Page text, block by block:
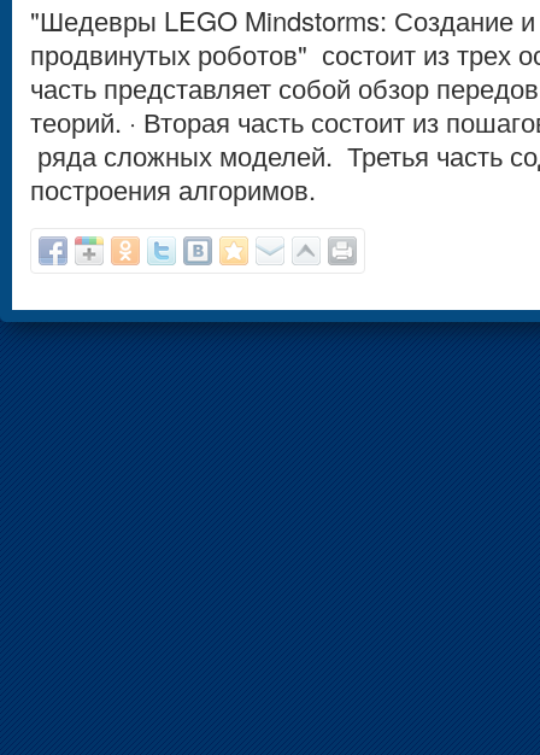
"Шедевры LEGO Mindstorms: Создание
продвинутых роботов" состоит из трех
часть представляет собой обзор
теорий. · Вторая часть состоит из
ряда сложных моделей. Третья часть
построения алгоримов.